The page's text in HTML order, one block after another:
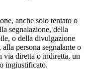
anche solo tentato o
segnalazione, della
o della divulgazione
persona segnalante o
via diretta o indiretta, un
ingiustificato.